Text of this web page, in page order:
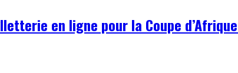
en ligne pour la Coupe